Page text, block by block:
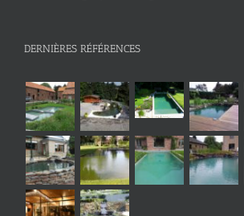
DERNIÈRES RÉFÉRENCES